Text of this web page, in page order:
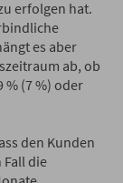
erfolgen hat.
es aber
ab, ob
% (7 %) oder
den Kunden
Fall die